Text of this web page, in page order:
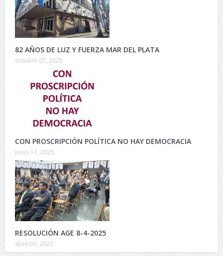
82 AÑOS DE LUZ Y FUERZA MAR DEL PLATA
octubre 07, 2025
CON PROSCRIPCIÓN POLÍTICA NO HAY DEMOCRACIA
junio 11, 2025
RESOLUCIÓN AGE 8-4-2025
abril 09, 2025